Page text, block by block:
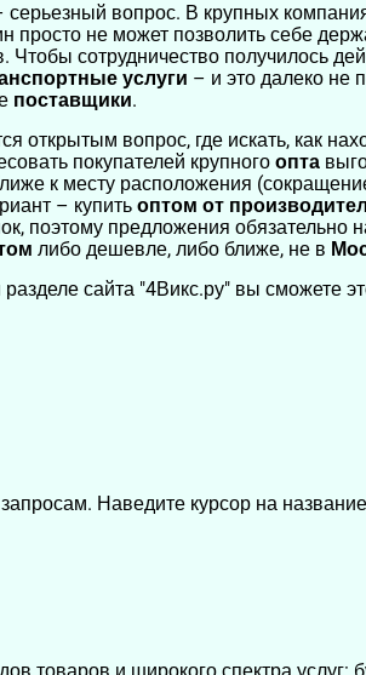
вопрос. В крупных
не может позволить себе
Чтобы сотрудничество получилось
услуги – и это далеко не
поставщики.
открытым вопрос, где искать, как
покупателей крупного опта
к месту расположения
– купить оптом от
поэтому предложения
либо дешевле, либо ближе, не в
разделе сайта "4Викс.ру" вы сможете
Наведите курсор на